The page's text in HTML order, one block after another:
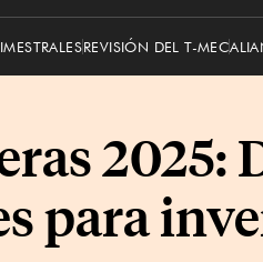
REVISIÓN DEL T-MEC
2025:
para